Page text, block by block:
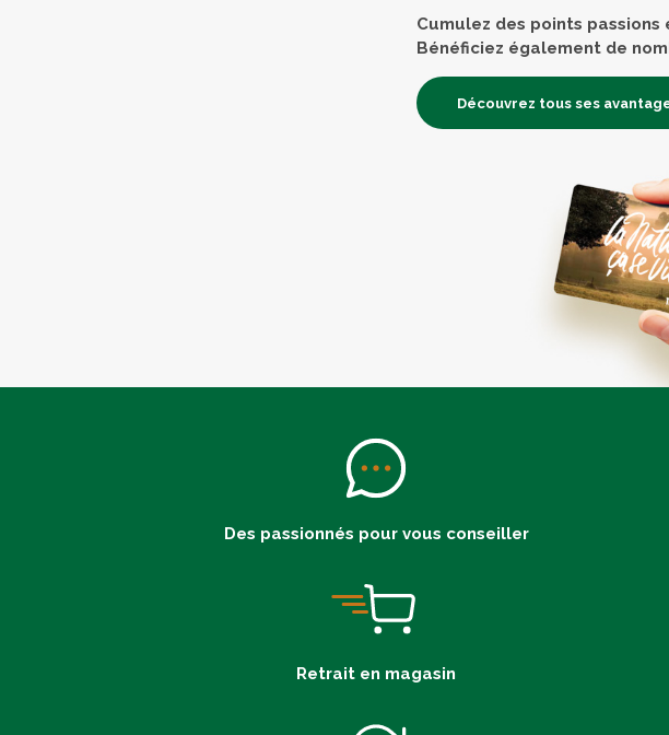
Cumulez des points
Bénéficiez également de
Découvrez tous ses
Des passionnés pour vous conseiller
Retrait en magasin